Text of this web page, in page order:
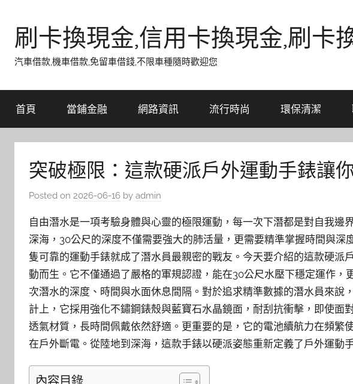
content刷卡換現金,信用卡換現金,刷卡
汽車借款,機車借款,免留車借錢,不限車種隨時歡迎您
首頁 當鋪金融 網路資訊 流行時尚 環保清潔
突破極限：這款硬派戶外運動手錶讓
Posted on 2026-06-16 by admin
自由潛水是一項考驗身體與心靈的極限運動，每一次下潛都是對自我邊
深海，30公尺的深度不僅需要強大的肺活量，更需要精準掌握時間與深
隻可靠的運動手錶就成了潛水員最親密的戰友。今天要介紹的這款硬派
動而生。它不僅通過了嚴格的軍規認證，能在30公尺水壓下穩定運作，
次潛水的深度、時間與水面休息間隔。對於追求精準數據的潛水員來說
計上，它採用強化不鏽鋼錶殼與藍寶石水晶鏡面，耐刮抗衝擊，即使面
透氣材質，長時間佩戴依然舒適。更重要的是，它的電池續航力在頻繁
在戶外斷電。從陸地到深海，這款手錶以硬派姿態重新定義了戶外運動
內容目錄